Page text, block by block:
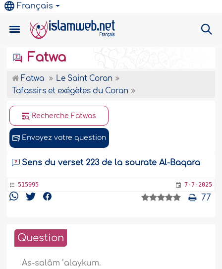
Français
Fatwa
Fatwa
Le Saint Coran
Tafassirs et exégètes du Coran
Recherche Fatwas
Envoyez votre question
Sens du verset 223 de la sourate Al-Baqara
515995 7-7-2025
77
Question
As-salâm ’alaykum.